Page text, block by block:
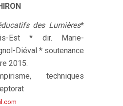
des Lumières*
Est * dir. Marie-
Diéval * soutenance
2015.
techniques